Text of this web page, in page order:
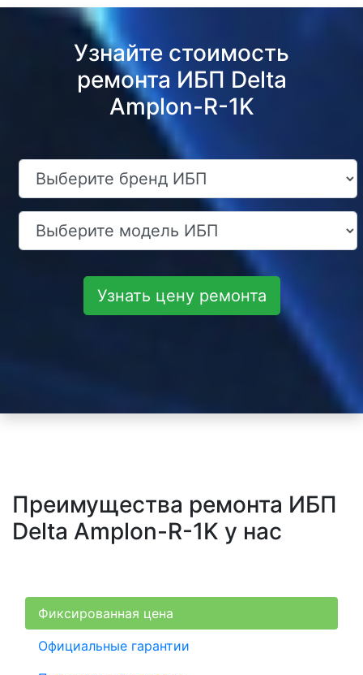
Узнайте стоимость
ремонта ИБП Delta
Amplon-R-1K
Узнать цену ремонта
Преимущества ремонта ИБП
Delta Amplon-R-1K у нас
Фиксированная цена
Официальные гарантии